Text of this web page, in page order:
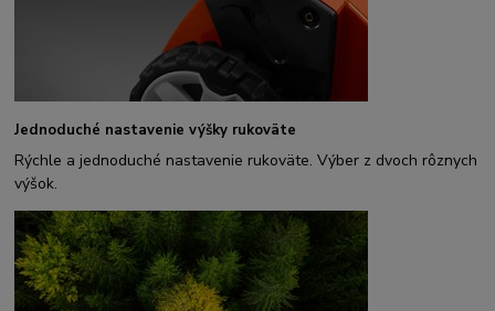
Jednoduché nastavenie výšky rukoväte
Rýchle a jednoduché nastavenie rukoväte. Výber z dvoch rôznych
výšok.